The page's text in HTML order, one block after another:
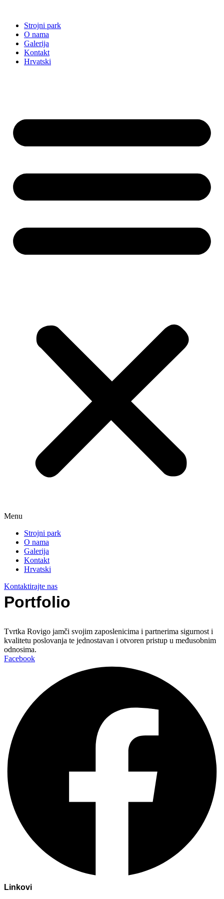
sadržajStrojni park
O nama
Galerija
Kontakt
Hrvatski
Menu
Strojni park
O nama
Galerija
Kontakt
Hrvatski
Kontaktirajte nas
Portfolio
Tvrtka Rovigo jamči svojim zaposlenicima i partnerima sigurnost i
kvalitetu poslovanja te jednostavan i otvoren pristup u međusobnim
odnosima.
Facebook
Linkovi